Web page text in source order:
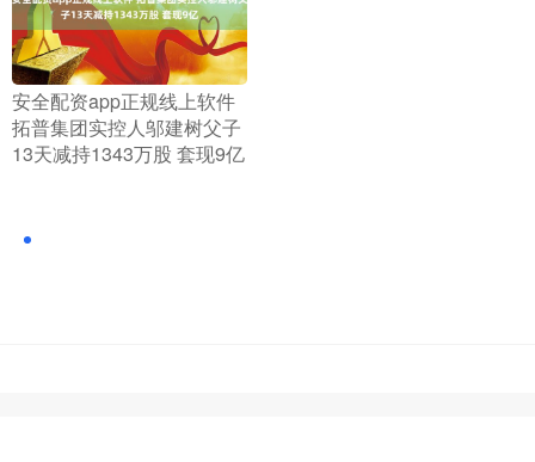
​安全配资app正规线上软件
拓普集团实控人邬建树父子
13天减持1343万股 套现9亿